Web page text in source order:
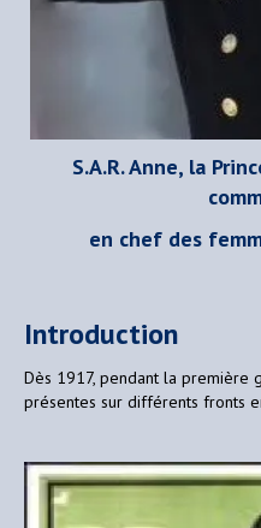
S.A.R. Anne, la
en chef des
Introduction
Dès 1917, pendant la première
présentes sur différents fronts